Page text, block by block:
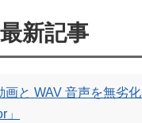
新記事
画と WAV 音声を無劣